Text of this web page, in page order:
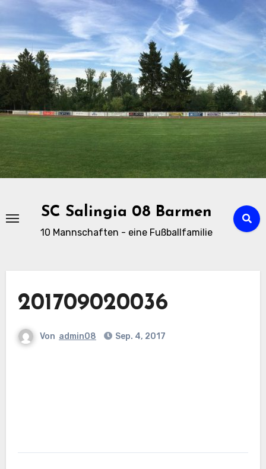
Zu
Inhalten
springen
SC Salingia 08 Barmen
10 Mannschaften - eine Fußballfamilie
201709020036
Von admin08 Sep. 4, 2017